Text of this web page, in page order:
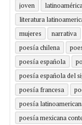
joven
literatura
mujeres
narrativa
poesía chilena
poesía española
poesía española del
poesía francesa
poesía
poesía mexicana